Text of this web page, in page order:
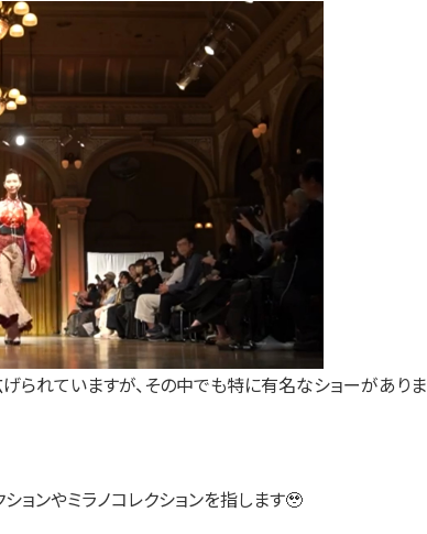
られていますが、その中でも特に有名なショーがありま
ョンやミラノコレクションを指します🥹